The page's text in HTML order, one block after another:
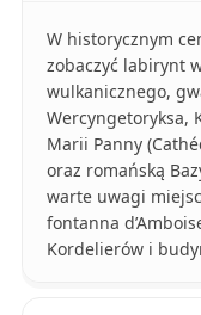
W historycznym
zobaczyć labirynt
wulkanicznego,
Wercyngetoryksa,
Marii Panny
oraz romańską
warte uwagi
fontanna
Kordelierów i